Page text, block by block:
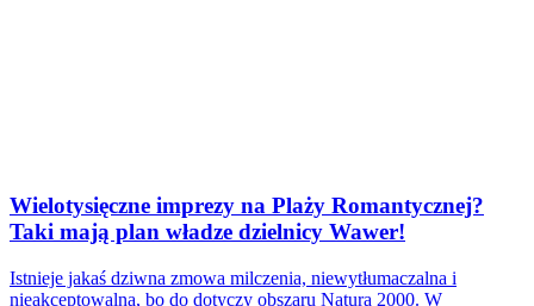
Wielotysięczne imprezy na Plaży Romantycznej?
Taki mają plan władze dzielnicy Wawer!
Istnieje jakaś dziwna zmowa milczenia, niewytłumaczalna i
nieakceptowalna, bo do dotyczy obszaru Natura 2000. W